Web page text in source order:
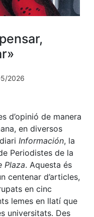
2026
d’opinió de manera
en diversos
Información, la
Periodistes de la
Plaza. Aquesta és
centenar d’articles,
en cinc
lemes en llatí que
universitats. Des